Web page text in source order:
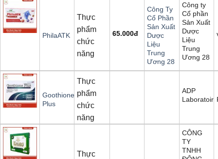
PhilaATK
Thực
phẩm
chức
năng
65.000đ
Công Ty
Cổ Phần
Sản Xuất
Dược
Liệu
Trung
Ương 28
Công ty
Cổ phần
Sản Xuất
Dược
Liệu
Trung
Ương 28
Goothione
Plus
Thực
phẩm
chức
năng
ADP
Laboratoire
Thực
CÔNG
TY
TNHH